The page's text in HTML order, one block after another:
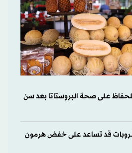
على صحة البروستاتا بعد سن
5 مشروبات قد تساعد على خفض هرمون